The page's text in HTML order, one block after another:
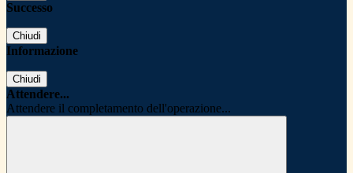
Successo
Chiudi
Informazione
Chiudi
Attendere...
Attendere il completamento dell'operazione...